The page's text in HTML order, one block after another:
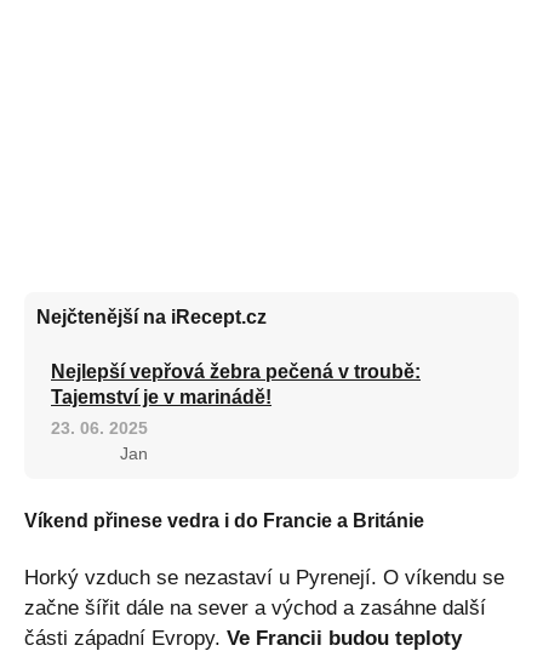
Nejčtenější na iRecept.cz
Nejlepší vepřová žebra pečená v troubě:
Tajemství je v marinádě!
23. 06. 2025
Jan
Víkend přinese vedra i do Francie a Británie
Horký vzduch se nezastaví u Pyrenejí. O víkendu se
začne šířit dále na sever a východ a zasáhne další
části západní Evropy. Ve Francii budou teploty